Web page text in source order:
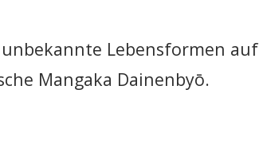
Lebensformen auf
Mangaka Dainenbyō.